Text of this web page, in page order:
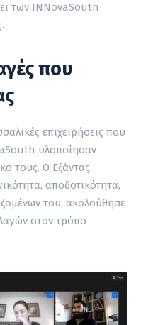
των INNovaSouth
που
επιχειρήσεις που
υλοποίησαν
τους. Ο Εξάντας,
αποδοτικότητα,
του, ακολούθησε
στον τρόπο